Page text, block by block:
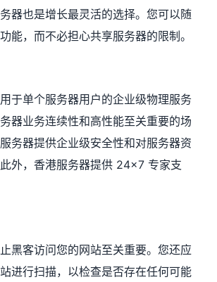
器也是增长最灵活的选择。您可以随
能，而不必担心共享服务器的限制。
于单个服务器用户的企业级物理服务
器业务连续性和高性能至关重要的场
务器提供企业级安全性和对服务器资
外，香港服务器提供 24×7 专家支
黑客访问您的网站至关重要。您还应
进行扫描，以检查是否存在任何可能